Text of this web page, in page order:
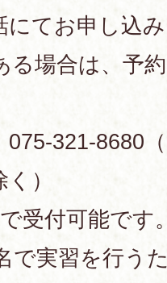
にてお申し込
る場合は、予
075-321-8680
）
受付可能です
で実習を行う